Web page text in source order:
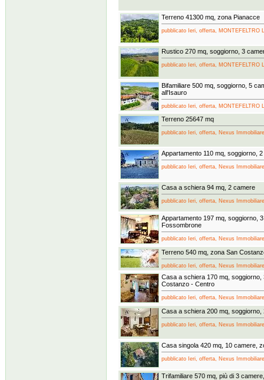
Terreno 41300 mq, zona Pianacce
pubblicato Ieri, offerta, MONTEFELTRO
Rustico 270 mq, soggiorno, 3
pubblicato Ieri, offerta, MONTEFELTRO
Bifamiliare 500 mq, soggiorno, 5
all'Isauro
pubblicato Ieri, offerta, MONTEFELTRO
Terreno 25647 mq
pubblicato Ieri, offerta, Nexus
Appartamento 110 mq, soggiorno,
pubblicato Ieri, offerta, Nexus
Casa a schiera 94 mq, 2 camere
pubblicato Ieri, offerta, Nexus
Appartamento 197 mq, soggiorno,
Fossombrone
pubblicato Ieri, offerta, Nexus
Terreno 540 mq, zona San
pubblicato Ieri, offerta, Nexus
Casa a schiera 170 mq, soggiorno,
Costanzo - Centro
pubblicato Ieri, offerta, Nexus
Casa a schiera 200 mq, soggiorno,
pubblicato Ieri, offerta, Nexus
Casa singola 420 mq, 10 camere,
pubblicato Ieri, offerta, Nexus
Trifamiliare 570 mq, più di 3